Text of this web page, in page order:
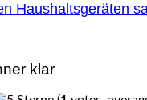
Haushaltsgeräten
klar